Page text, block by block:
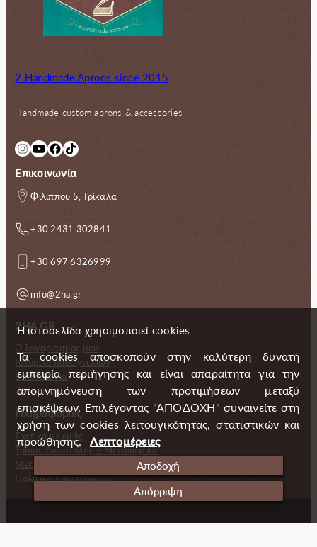
2 Handmade Aprons since 2015
Handmade custom aprons & accessories
InstagramYouTube Facebook TikTok
Επικοινωνία
Φιλίππου 5, Τρίκαλα
+30 2431 302841
+30 697 6326999
info@2ha.gr
2HA.GR
Ο λογαριασμός μου
Ιστορικό παραγγελιών
Επικοινωνία
Gallery
Πληροφορίες
Σχετικά με εμάς
Τρόποι Αποστολής – Μεταφορικά
Μέθοδοι πληρωμής
Πολιτική Επιστροφών
Copyright (c) 2024 2 Handmade Aprons
Η ιστοσελίδα χρησιμοποιεί cookies
Τα cookies αποσκοπούν στην καλύτερη δυνατή
εμπειρία περιήγησης και είναι απαραίτητα για την
απομνημόνευση των προτιμήσεων μεταξύ
επισκέψεων. Επιλέγοντας "ΑΠΟΔΟΧΗ" συναινείτε στη
χρήση των cookies λειτουγικότητας, στατιστικών και
προώθησης.
Λεπτομέρειες
Αποδοχή
Απόρριψη